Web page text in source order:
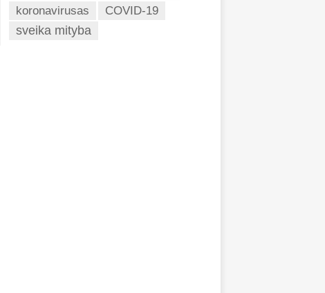
koronavirusas
COVID-19
sveika mityba